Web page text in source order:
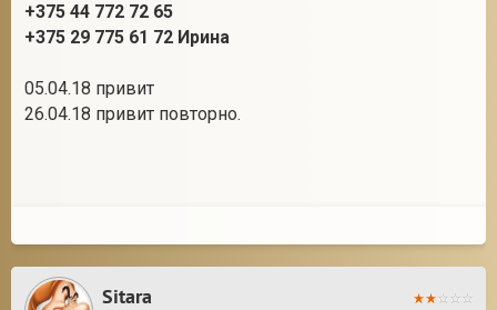
+375 44 772 72 65
+375 29 775 61 72 Ирина
05.04.18 привит
26.04.18 привит повторно.
Sitara